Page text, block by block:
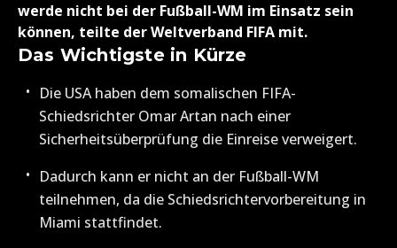
werde nicht bei der Fußball-WM im Einsatz sein
können, teilte der Weltverband FIFA mit.
Das Wichtigste in Kürze
Die USA haben dem somalischen FIFA-
Schiedsrichter Omar Artan nach einer
Sicherheitsüberprüfung die Einreise verweigert.
Dadurch kann er nicht an der Fußball-WM
teilnehmen, da die Schiedsrichtervorbereitung in
Miami stattfindet.